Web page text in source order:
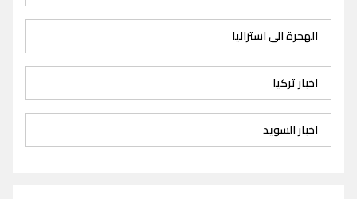
الهجرة الى استراليا
اخبار تركيا
اخبار السويد